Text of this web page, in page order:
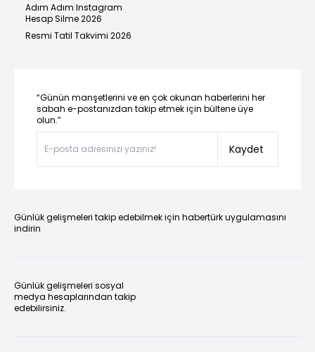
Adım Adım Instagram
Hesap Silme 2026
Resmi Tatil Takvimi 2026
“Günün manşetlerini ve en çok okunan haberlerini her
sabah e-postanızdan takip etmek için bültene üye
olun.”
Kaydet
Günlük gelişmeleri takip edebilmek için habertürk uygulamasını
indirin
Günlük gelişmeleri sosyal
medya hesaplarından takip
edebilirsiniz.